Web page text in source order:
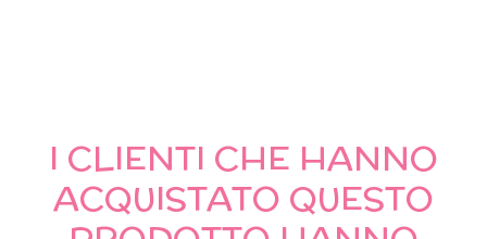
I CLIENTI CHE HANNO
ACQUISTATO QUESTO